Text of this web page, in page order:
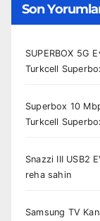
Son
SUPERBOX 5G
Turkcell
Superbox 10
Turkcell
Snazzi III USB2
reha sahin
Samsung TV